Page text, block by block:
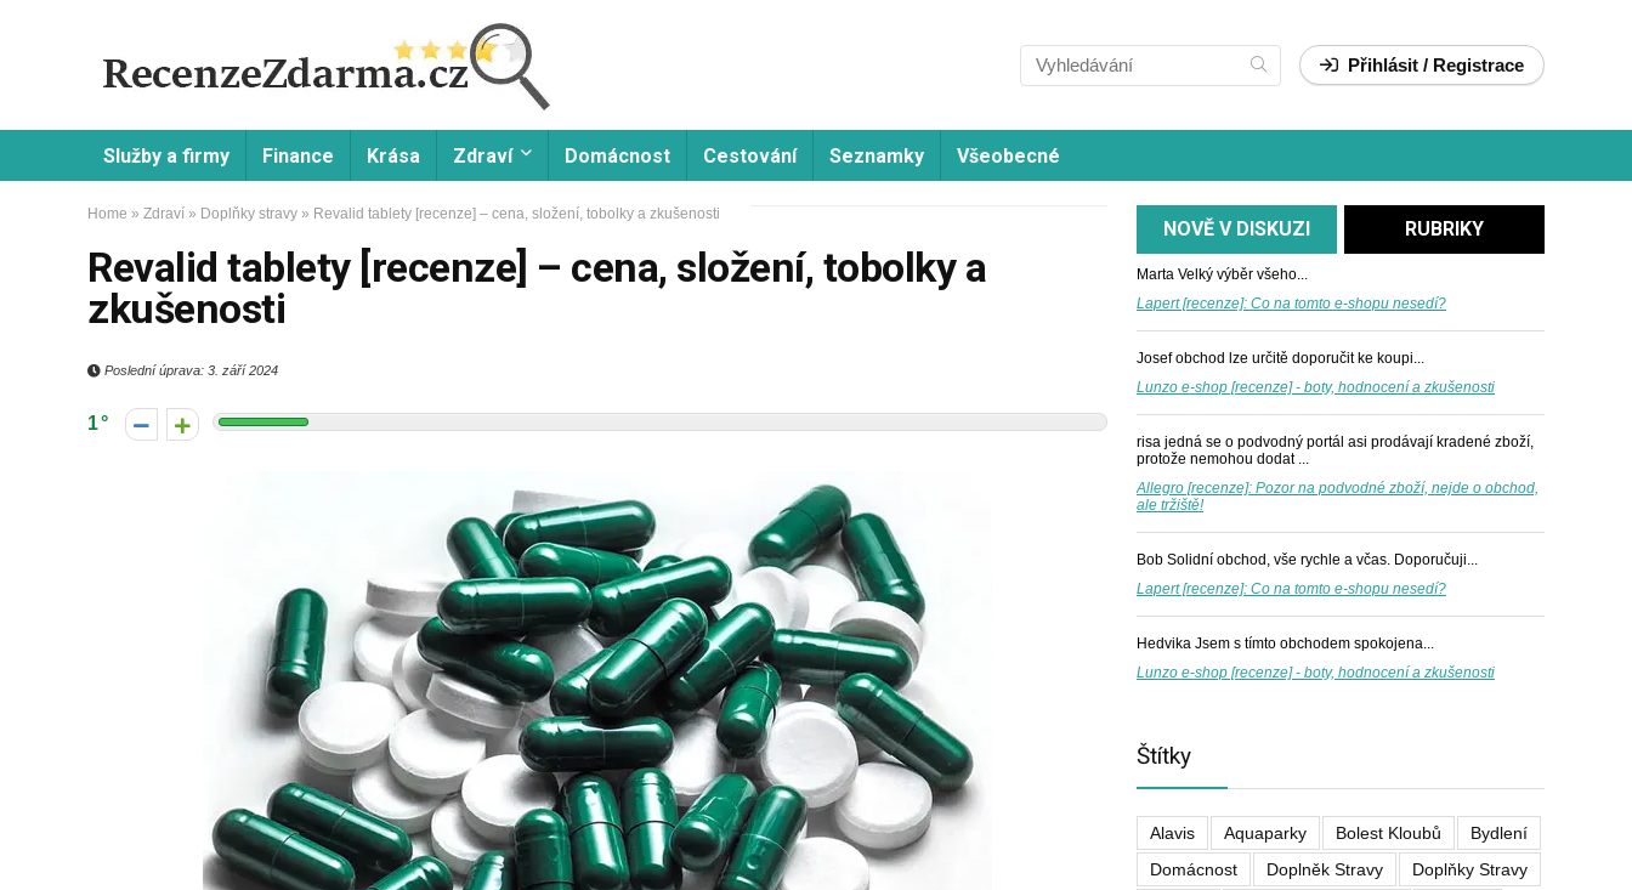
Přihlásit / Registrace
Služby a firmy Finance Krása Zdraví Domácnost Cestování Seznamky Všeobecné
Home » Zdraví » Doplňky stravy » Revalid tablety [recenze] – cena, složení, tobolky a zkušenosti
Revalid tablety [recenze] – cena, složení, tobolky a
zkušenosti
Poslední úprava: 3. září 2024
1
NOVĚ V DISKUZI RUBRIKY
Marta Velký výběr všeho...
Lapert [recenze]: Co na tomto e-shopu nesedí?
Josefobchod lze určitě doporučit ke koupi...
Lunzo e-shop [recenze] - boty, hodnocení a zkušenosti
risa jedná se o podvodný portál asi prodávají kradené zboží,
protože nemohou dodat ...
Allegro [recenze]: Pozor na podvodné zboží, nejde o obchod,
ale tržiště!
Bob Solidní obchod, vše rychle a včas. Doporučuji...
Lapert [recenze]: Co na tomto e-shopu nesedí?
Hedvika Jsem s tímto obchodem spokojena...
Lunzo e-shop [recenze] - boty, hodnocení a zkušenosti
Štítky
Alavis Aquaparky Bolest Kloubů
Bydlení
Domácnost
Doplněk Stravy
Doplňky Stravy